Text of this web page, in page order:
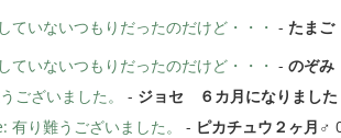
ていないつもりだったのだけど・・・ - たま
ていないつもりだったのだけど・・・ - のぞ
ございました。
- ジョセ ６カ月になりまし
有り難うございました。
- ピカチュウ２ヶ月♂